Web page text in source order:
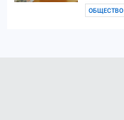
ОБЩЕСТВО